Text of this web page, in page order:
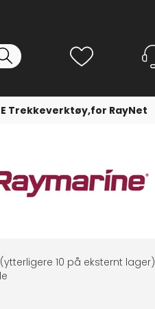
Trekkeverktøy,for RayNet
10 på eksternt lager)